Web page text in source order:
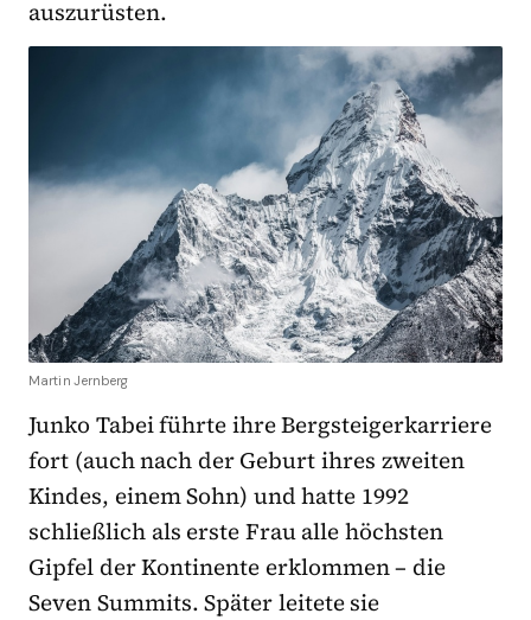
auszurüsten.
Martin Jernberg
Junko Tabei führte ihre Bergsteigerkarriere
fort (auch nach der Geburt ihres zweiten
Kindes, einem Sohn) und hatte 1992
schließlich als erste Frau alle höchsten
Gipfel der Kontinente erklommen – die
Seven Summits. Später leitete sie